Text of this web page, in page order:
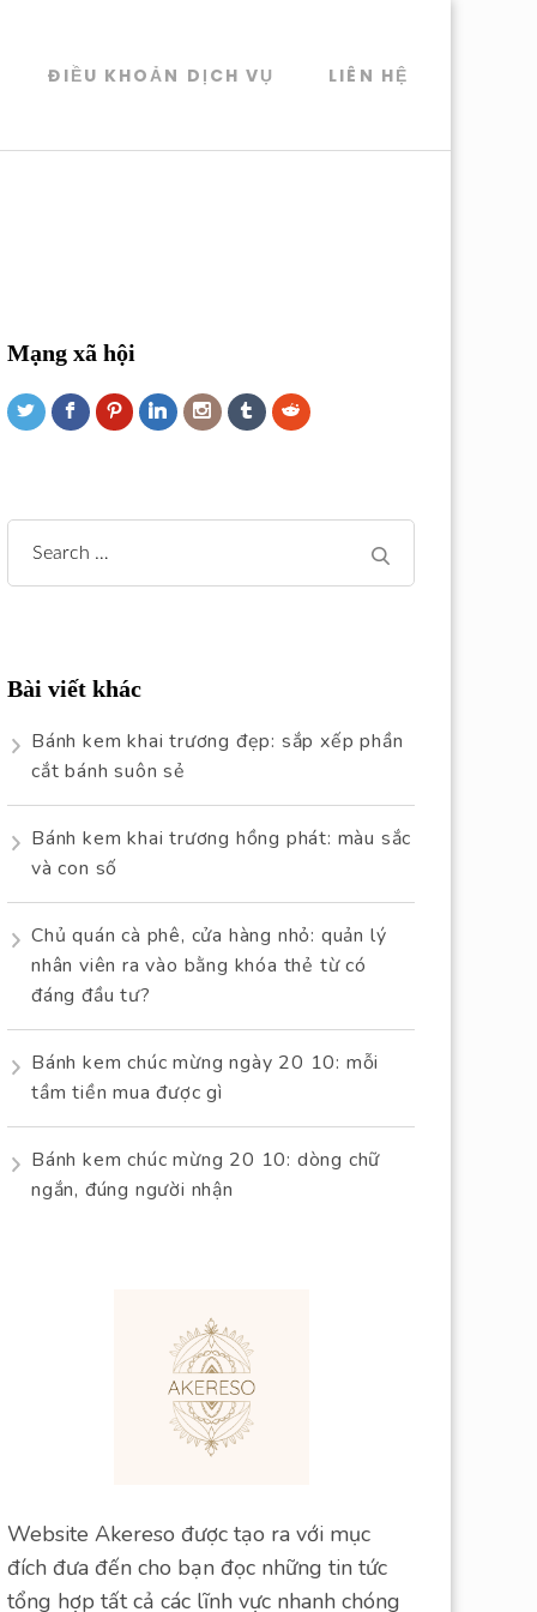
ĐIỀU KHOẢN DỊCH VỤ LIÊN HỆ
Mạng xã hội
Search
for:
Bài viết khác
Bánh kem khai trương đẹp: sắp xếp phần
cắt bánh suôn sẻ
Bánh kem khai trương hồng phát: màu sắc
và con số
Chủ quán cà phê, cửa hàng nhỏ: quản lý
nhân viên ra vào bằng khóa thẻ từ có
đáng đầu tư?
Bánh kem chúc mừng ngày 20 10: mỗi
tầm tiền mua được gì
Bánh kem chúc mừng 20 10: dòng chữ
ngắn, đúng người nhận
Website Akereso được tạo ra với mục
đích đưa đến cho bạn đọc những tin tức
tổng hợp tất cả các lĩnh vực nhanh chóng